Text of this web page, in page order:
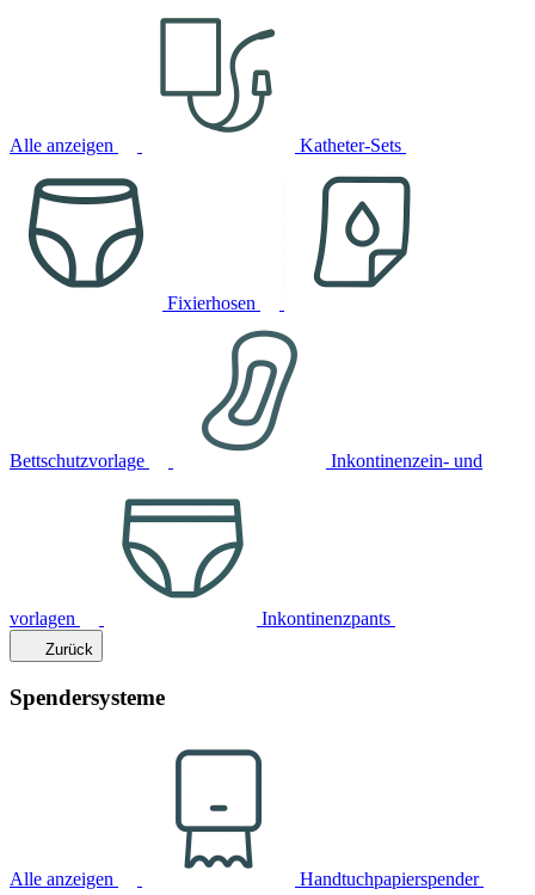
Alle anzeigen Katheter-Sets
Fixierhosen
Bettschutzvorlage Inkontinenzein- und
vorlagen Inkontinenzpants
Zurück
Spendersysteme
Alle anzeigen Handtuchpapierspender